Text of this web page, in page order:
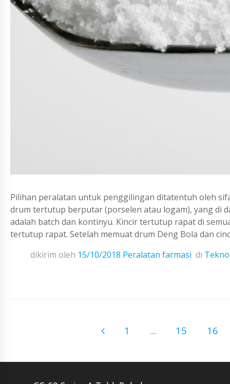
Pilihan peralatan untuk penggilingan ditatentuh oleh
drum tertutup berputar (porselen atau logam), yang di
adalah batch dan kontinyu. Kincir tertutup rapat di
tertutup rapat. Setelah memuat drum Deng Bola dan
dikirim oleh 15/10/2018 Peralatan farmasi di
1 ... 15 16